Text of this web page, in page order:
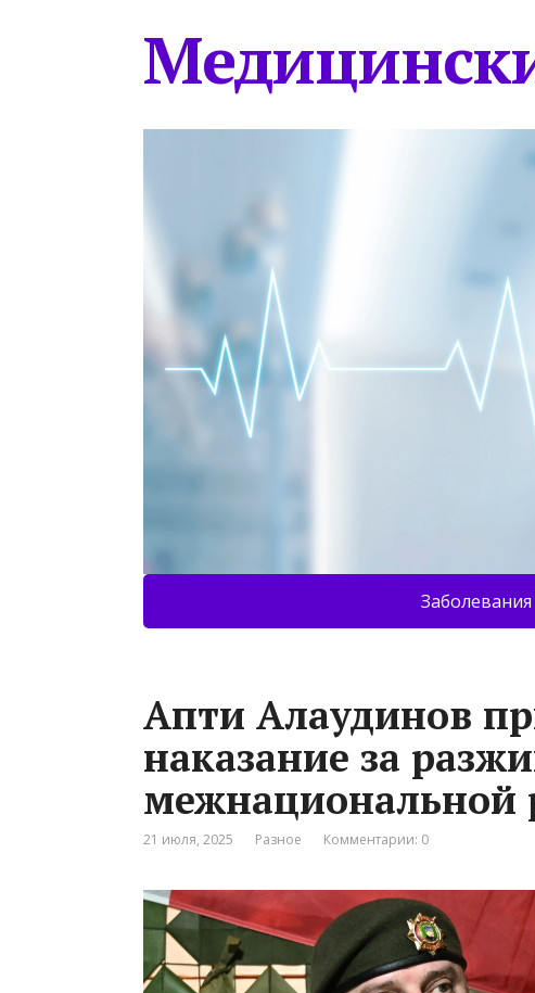
Заболевания
Апти Алаудинов
наказание за
межнациональной
21 июля, 2025 Разное Комментарии: 0